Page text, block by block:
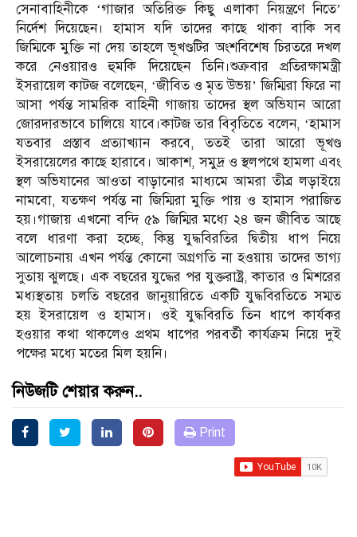
সেনাবাহিনীকে ‘গাজার অতিরিক্ত কিছু এলাকা নিয়ন্ত্রণে নিতে’
নির্দেশ দিয়েছেন। হামাস যদি তাদের কাছে থাকা বাকি সব
জিম্মিকে মুক্তি না দেয় তাহলে ভূখণ্ডটির অংশবিশেষ চিরতরে দখল
করে নেওয়ারও হুমকি দিয়েছেন তিনি।শুক্রবার প্রতিরক্ষামন্ত্রী
ইসরায়েল কাটজ বলেছেন, ‘জীবিত ও মৃত উভয়’ জিম্মিরা ফিরে না
আসা পর্যন্ত সামরিক বাহিনী গাজায় তাদের স্থল অভিযান আরো
জোরদারভাবে চালিয়ে যাবে।কাটজ তার বিবৃতিতে বলেন, ‘হামাস
যতবার প্রস্তাব প্রত্যাখ্যান করবে, ততই তারা আরো ভূখণ্ড
ইসরায়েলের কাছে হারাবে। আকাশ, সমুদ্র ও স্থলপথে হামলা এবং
স্থল অভিযানের আওতা বাড়ানোর মাধ্যমে আমরা তীব্র লড়াইয়ে
নামবো, যতক্ষণ পর্যন্ত না জিম্মিরা মুক্তি পায় ও হামাস পরাজিত
হয়।গাজায় এখনো বন্দি ৫৯ জিম্মির মধ্যে ২৪ জন জীবিত আছে
বলে ধারণা করা হচ্ছে, কিন্তু যুদ্ধবিরতির দ্বিতীয় ধাপ নিয়ে
আলোচনায় এখন পর্যন্ত কোনো অগ্রগতি না হওয়ায় তাদের ভাগ্য
সুতায় ঝুলছে। এক বছরের যুদ্ধের পর যুক্তরাষ্ট্র, কাতার ও মিশরের
মধ্যস্থতায় চলতি বছরের জানুয়ারিতে একটি যুদ্ধবিরতিতে সম্মত
হয় ইসরায়েল ও হামাস। ওই যুদ্ধবিরতি তিন ধাপে কার্যকর
হওয়ার কথা থাকলেও প্রথম ধাপের পরবর্তী কার্যক্রম নিয়ে দুই
পক্ষের মধ্যে মতের মিল হয়নি।
নিউজটি শেয়ার করুন..
Print